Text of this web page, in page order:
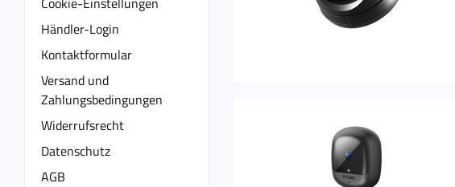
Händler-Login
Kontaktformular
Versand und
Zahlungsbedingungen
Widerrufsrecht
Datenschutz
AGB